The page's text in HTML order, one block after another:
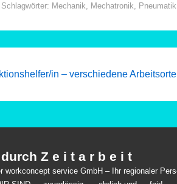
Mechanik Mechatronik Pneumatik
in – verschiedene Arbeitsorte
Z e i t a r b e i t
workconcept service GmbH – Ihr regionaler